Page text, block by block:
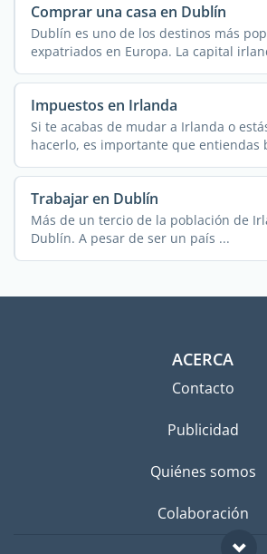
Comprar una casa en Dublín
Dublín es uno de los destinos más
expatriados en Europa. La capital
Impuestos en Irlanda
Si te acabas de mudar a Irlanda o
hacerlo, es importante que entiendas
Trabajar en Dublín
Más de un tercio de la población de
Dublín. A pesar de ser un país ...
ACERCA
Contacto
Publicidad
Quiénes somos
Colaboración